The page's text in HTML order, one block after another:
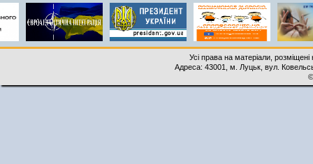
Усі права на матеріали,
Адреса: 43001, м. Луцьк, вул.